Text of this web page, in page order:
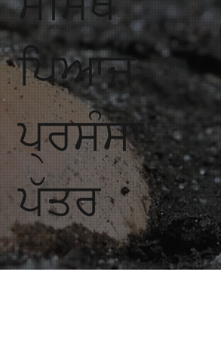
ਪਿਆਜ਼
ਪ੍ਰਸੰਸਾ
ਪੱਤਰ